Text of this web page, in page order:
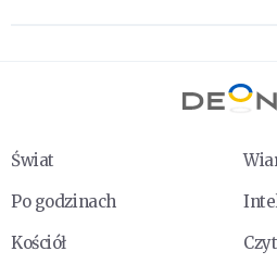
Świat
Po godzinach
Kościół